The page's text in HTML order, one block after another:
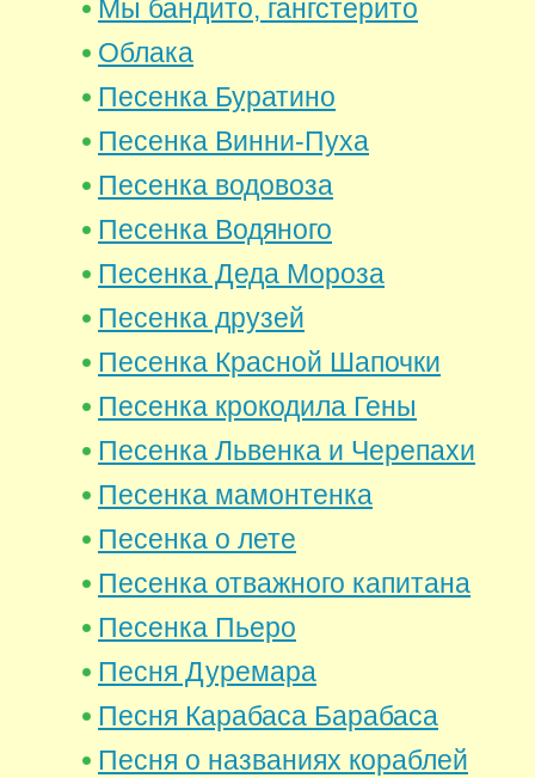
Мы бандито, гангстерито
Облака
Песенка Буратино
Песенка Винни-Пуха
Песенка водовоза
Песенка Водяного
Песенка Деда Мороза
Песенка друзей
Песенка Красной Шапочки
Песенка крокодила Гены
Песенка Львенка и Черепахи
Песенка мамонтенка
Песенка о лете
Песенка отважного капитана
Песенка Пьеро
Песня Дуремара
Песня Карабаса Барабаса
Песня о названиях кораблей